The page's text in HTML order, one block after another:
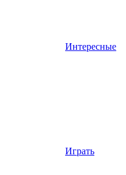
Интересные
Играть